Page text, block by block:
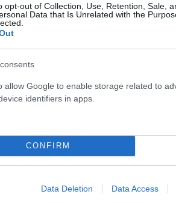
opt-out of Collection, Use, Retention, Sale,
Data that Is Unrelated with the
allow Google to enable storage related to
identifiers in apps.
CONFIRM
Data Deletion Data Access